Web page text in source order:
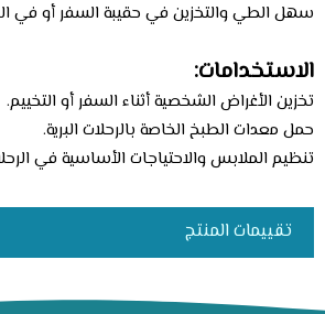
سهل الطي والتخزين في حقيبة السفر أو في
الاستخدامات:
تخزين الأغراض الشخصية أثناء السفر أو التخييم.
حمل معدات الطبخ الخاصة بالرحلات البرية.
تنظيم الملابس والاحتياجات الأساسية في
تقييمات المنتج